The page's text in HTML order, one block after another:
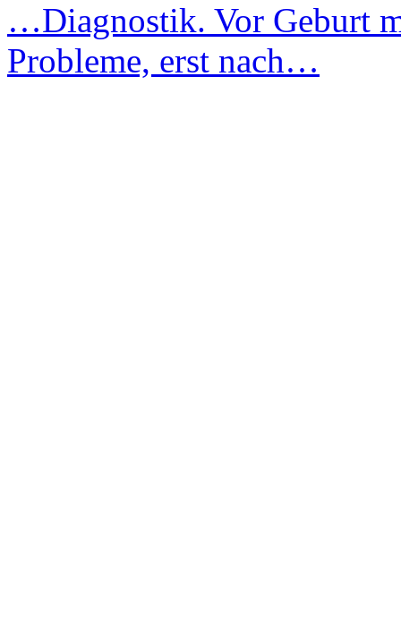
…Diagnostik. Vor Geburt
Probleme, erst nach…